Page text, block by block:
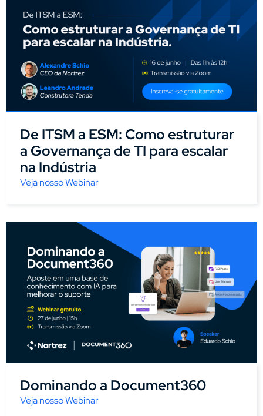
De ITSM a ESM: Como estruturar
a Governança de TI para escalar
na Indústria
Veja nosso Webinar
Dominando a Document360
Veja nosso Webinar